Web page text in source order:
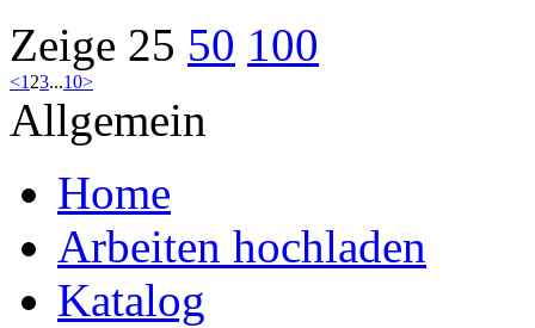
Zeige 25 50 100
<123...10>
Allgemein
Home
Arbeiten hochladen
Katalog